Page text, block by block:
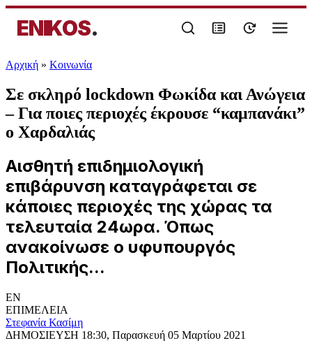
ENIKOS.
Αρχική » Κοινωνία
Σε σκληρό lockdown Φωκίδα και Ανώγεια
– Για ποιες περιοχές έκρουσε “καμπανάκι”
ο Χαρδαλιάς
Αισθητή επιδημιολογική
επιβάρυνση καταγράφεται σε
κάποιες περιοχές της χώρας τα
τελευταία 24ωρα. Όπως
ανακοίνωσε ο υφυπουργός
Πολιτικής...
EN
ΕΠΙΜΕΛΕΙΑ
Στεφανία Κασίμη
ΔΗΜΟΣΙΕΥΣΗ 18:30, Παρασκευή 05 Μαρτίου 2021